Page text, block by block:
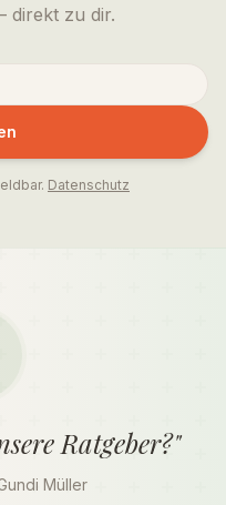
direkt zu dir.
Datenschutz
Ratgeber?"
Müller